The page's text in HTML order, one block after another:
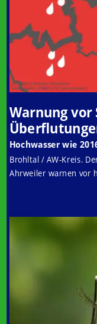
Warnung
Hochwasser wie
Brohltal / AW-Kreis.
Ahrweiler warnen vor